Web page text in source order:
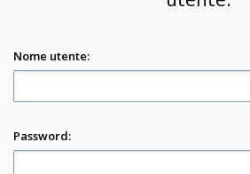
Nome utente:
Password: